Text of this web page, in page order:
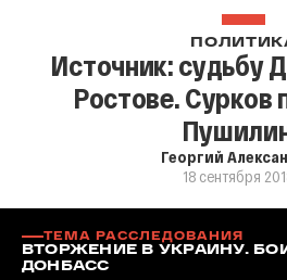
Источник: судьбу
Ростове. Сурков
Георгий
18 сентября
ТЕМА РАССЛЕДОВАНИЯ
ВТОРЖЕНИЕ В УКРАИНУ.
ДОНБАСС